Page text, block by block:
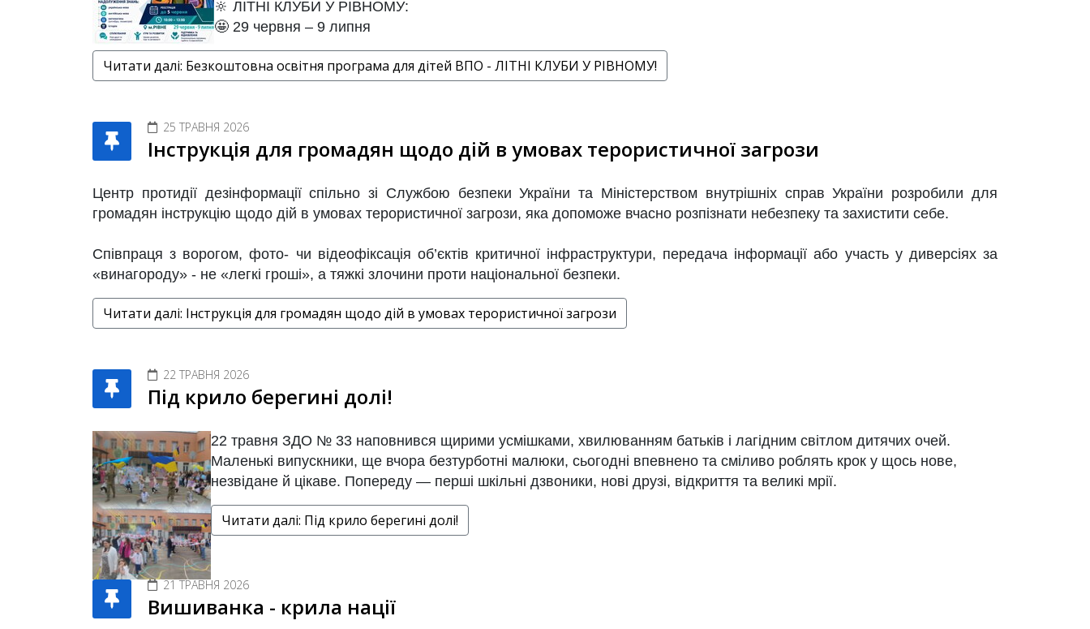
🔆 ЛІТНІ КЛУБИ У РІВНОМУ:
🤩 29 червня – 9 липня
Читати далі: Безкоштовна освітня програма для дітей ВПО - ЛІТНІ КЛУБИ У РІВНОМУ!
25 ТРАВНЯ 2026
Інструкція для громадян щодо дій в умовах терористичної загрози
Центр протидії дезінформації спільно зі Службою безпеки України та Міністерством внутрішніх справ України розробили для
громадян інструкцію щодо дій в умовах терористичної загрози, яка допоможе вчасно розпізнати небезпеку та захистити себе.
Співпраця з ворогом, фото- чи відеофіксація об’єктів критичної інфраструктури, передача інформації або участь у диверсіях за
«винагороду» - не «легкі гроші», а тяжкі злочини проти національної безпеки.
Читати далі: Інструкція для громадян щодо дій в умовах терористичної загрози
22 ТРАВНЯ 2026
Під крило берегині долі!
22 травня ЗДО № 33 наповнився щирими усмішками, хвилюванням батьків і лагідним світлом дитячих очей.
Маленькі випускники, ще вчора безтурботні малюки, сьогодні впевнено та сміливо роблять крок у щось нове,
незвідане й цікаве. Попереду — перші шкільні дзвоники, нові друзі, відкриття та великі мрії.
Читати далі: Під крило берегині долі!
21 ТРАВНЯ 2026
Вишиванка - крила нації